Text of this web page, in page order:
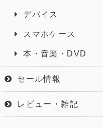
デバイス
スマホケース
本・音楽・DVD
セール情報
レビュー・雑記